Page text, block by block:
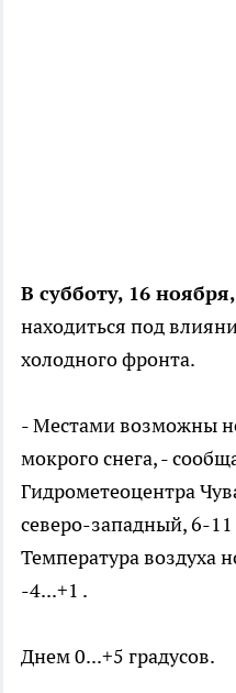
В субботу, 16 ноября,
находиться под
холодного фронта.
- Местами возможны
мокрого снега, -
Гидрометеоцентра
северо-западный, 6-11
Температура воздуха
-4...+1 .
Днем 0...+5 градусов.